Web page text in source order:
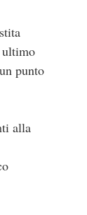
ultimo
punto
alla